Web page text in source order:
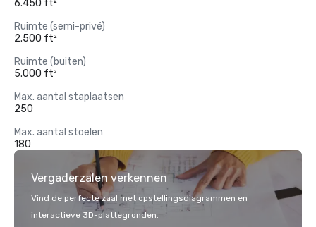
6.450 ft²
Ruimte (semi-privé)
2.500 ft²
Ruimte (buiten)
5.000 ft²
Max. aantal staplaatsen
250
Max. aantal stoelen
180
Vergaderzalen verkennen
Vind de perfecte zaal met opstellingsdiagrammen en
interactieve 3D-plattegronden.